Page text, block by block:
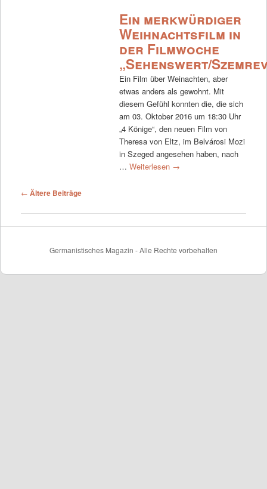
Ein merkwürdiger
Weihnachtsfilm in
der Filmwoche
„Sehenswert/
Ein Film über Weinachten, aber
etwas anders als gewohnt. Mit
diesem Gefühl konnten die, die sich
am 03. Oktober 2016 um 18:30 Uhr
„4 Könige“, den neuen Film von
Theresa von Eltz, im Belvárosi Mozi
in Szeged angesehen haben, nach
… Weiterlesen →
Beitrags-Navigation
← Ältere Beiträge
Germanistisches Magazin - Alle Rechte vorbehalten